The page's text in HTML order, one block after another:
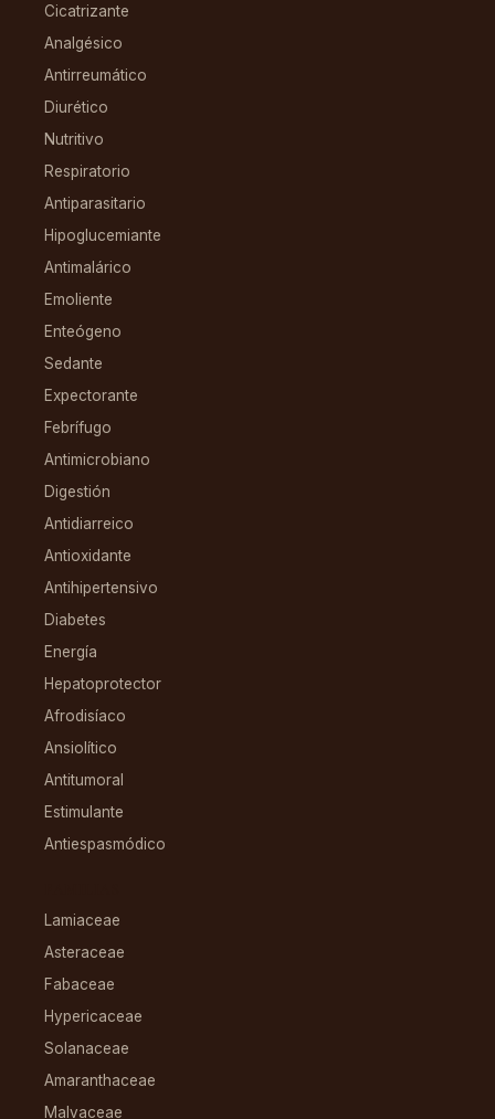
Cicatrizante
Analgésico
Antirreumático
Diurético
Nutritivo
Respiratorio
Antiparasitario
Hipoglucemiante
Antimalárico
Emoliente
Enteógeno
Sedante
Expectorante
Febrífugo
Antimicrobiano
Digestión
Antidiarreico
Antioxidante
Antihipertensivo
Diabetes
Energía
Hepatoprotector
Afrodisíaco
Ansiolítico
Antitumoral
Estimulante
Antiespasmódico
Lamiaceae
Asteraceae
Fabaceae
Hypericaceae
Solanaceae
Amaranthaceae
Malvaceae